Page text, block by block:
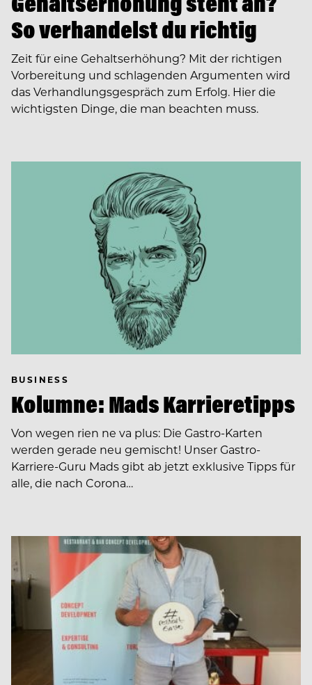
So verhandelst du richtig
Zeit für eine Gehaltserhöhung? Mit der richtigen
Vorbereitung und schlagenden Argumenten wird
das Verhandlungsgespräch zum Erfolg. Hier die
wichtigsten Dinge, die man beachten muss.
BUSINESS
Kolumne: Mads Karrieretipps
Von wegen rien ne va plus: Die Gastro-Karten
werden gerade neu gemischt! Unser Gastro-
Karriere-Guru Mads gibt ab jetzt exklusive Tipps für
alle, die nach Corona…